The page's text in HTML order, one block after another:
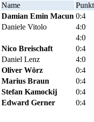
Name
Damian Emin Macun 0:4
Daniele Vitolo
4:0
4:0
Nico Breischaft
0:4
Daniel Lenz
4:0
Oliver Wörz
0:4
Marius Braun
0:4
Stefan Kamockij
0:4
Edward Gerner 0:4